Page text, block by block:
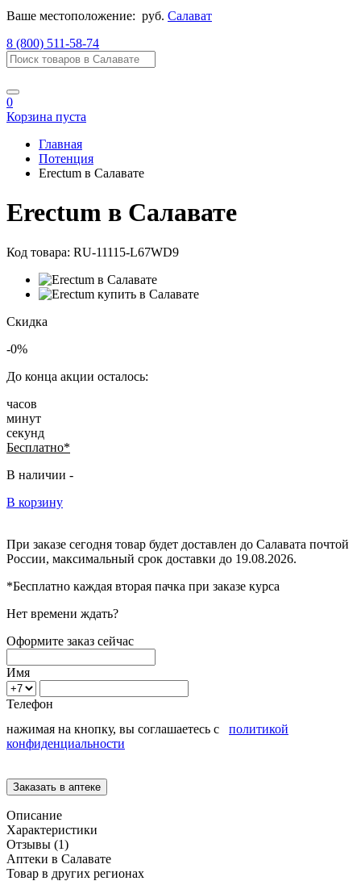
Ваше местоположение: руб. Салават
8 (800) 511-58-74
0
Корзина пуста
Главная
Потенция
Erectum в Салавате
Erectum в Салавате
Код товара: RU-11115-L67WD9
Скидка
-0%
До конца акции осталось:
часов
минут
секунд
Бесплатно*
В наличии -
В корзину
При заказе сегодня товар будет доставлен до Салавата почтой
России, максимальный срок доставки до 19.08.2026.
*Бесплатно каждая вторая пачка при заказе курса
Нет времени ждать?
Оформите заказ сейчас
Имя
Телефон
нажимая на кнопку, вы соглашаетесь с политикой
конфиденциальности
Описание
Характеристики
Отзывы (1)
Аптеки в Салавате
Товар в других регионах